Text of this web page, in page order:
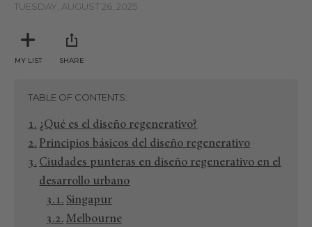
TUESDAY, AUGUST 26, 2025
MY LIST SHARE
TABLE OF CONTENTS
¿Qué es el diseño regenerativo?
Principios básicos del diseño regenerativo
Ciudades punteras en diseño regenerativo en el
desarrollo urbano
Singapur
Melbourne